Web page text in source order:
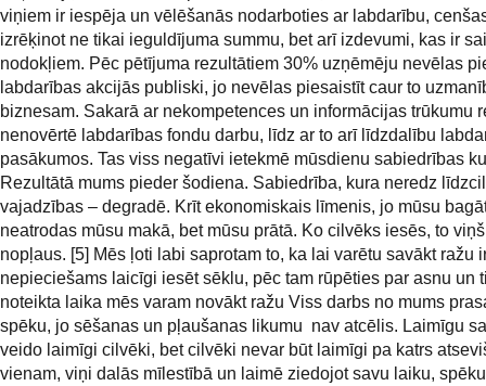
viņiem ir iespēja un vēlēšanās nodarboties ar labdarību,
izrēķinot ne tikai ieguldījuma summu, bet arī izdevumi, kas ir
nodokļiem. Pēc pētījuma rezultātiem 30% uzņēmēju nevēlas
labdarības akcijās publiski, jo nevēlas piesaistīt caur to
biznesam. Sakarā ar nekompetences un informācijas trūkumu
nenovērtē labdarības fondu darbu, līdz ar to arī līdzdalību
pasākumos. Tas viss negatīvi ietekmē mūsdienu sabiedrības
Rezultātā mums pieder šodiena. Sabiedrība, kura neredz
vajadzības – degradē. Krīt ekonomiskais līmenis, jo mūsu
neatrodas mūsu makā, bet mūsu prātā. Ko cilvēks iesēs, to
nopļaus. [5] Mēs ļoti labi saprotam to, ka lai varētu savākt ražu
nepieciešams laicīgi iesēt sēklu, pēc tam rūpēties par asnu un
noteikta laika mēs varam novākt ražu Viss darbs no mums
spēku, jo sēšanas un pļaušanas likumu nav atcēlis. Laimīgu
veido laimīgi cilvēki, bet cilvēki nevar būt laimīgi pa katrs
vienam, viņi dalās mīlestībā un laimē ziedojot savu laiku,